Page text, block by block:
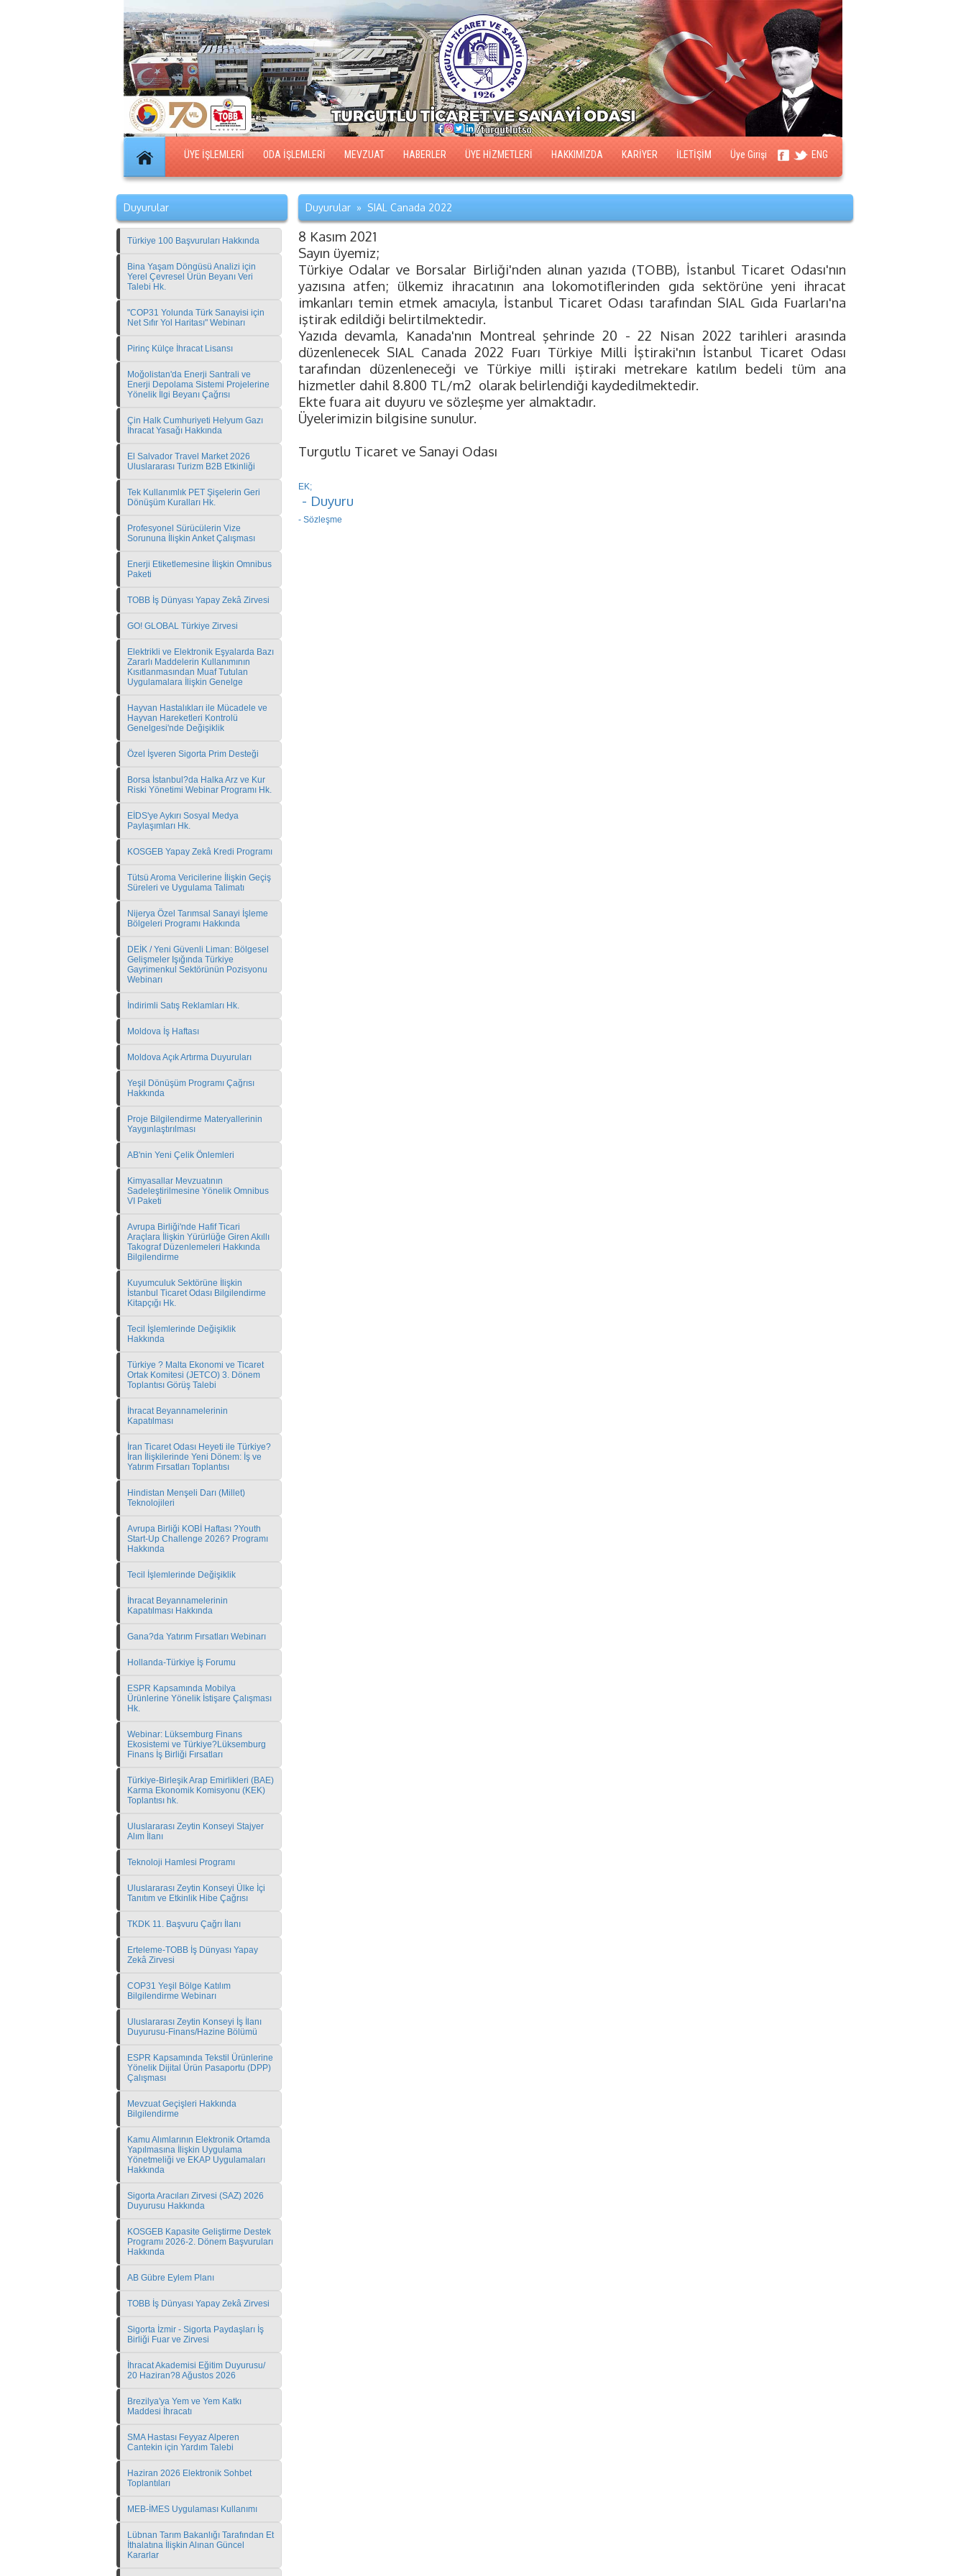
ÜYE İŞLEMLERİ ODA İŞLEMLERİ MEVZUAT HABERLER ÜYE HİZMETLERİ HAKKIMIZDA KARİYER İLETİŞİM Üye Girişi ENG
Duyurular
Türkiye 100 Başvuruları Hakkında
Bina Yaşam Döngüsü Analizi için
Yerel Çevresel Ürün Beyanı Veri
Talebi Hk.
"COP31 Yolunda Türk Sanayisi için
Net Sıfır Yol Haritası" Webinarı
Pirinç Külçe İhracat Lisansı
Moğolistan'da Enerji Santrali ve
Enerji Depolama Sistemi Projelerine
Yönelik İlgi Beyanı Çağrısı
Çin Halk Cumhuriyeti Helyum Gazı
İhracat Yasağı Hakkında
El Salvador Travel Market 2026
Uluslararası Turizm B2B Etkinliği
Tek Kullanımlık PET Şişelerin Geri
Dönüşüm Kuralları Hk.
Profesyonel Sürücülerin Vize
Sorununa İlişkin Anket Çalışması
Enerji Etiketlemesine İlişkin Omnibus
Paketi
TOBB İş Dünyası Yapay Zekâ Zirvesi
GO! GLOBAL Türkiye Zirvesi
Elektrikli ve Elektronik Eşyalarda Bazı
Zararlı Maddelerin Kullanımının
Kısıtlanmasından Muaf Tutulan
Uygulamalara İlişkin Genelge
Hayvan Hastalıkları ile Mücadele ve
Hayvan Hareketleri Kontrolü
Genelgesi'nde Değişiklik
Özel İşveren Sigorta Prim Desteği
Borsa İstanbul?da Halka Arz ve Kur
Riski Yönetimi Webinar Programı Hk.
EİDS'ye Aykırı Sosyal Medya
Paylaşımları Hk.
KOSGEB Yapay Zekâ Kredi Programı
Tütsü Aroma Vericilerine İlişkin Geçiş
Süreleri ve Uygulama Talimatı
Nijerya Özel Tarımsal Sanayi İşleme
Bölgeleri Programı Hakkında
DEİK / Yeni Güvenli Liman: Bölgesel
Gelişmeler Işığında Türkiye
Gayrimenkul Sektörünün Pozisyonu
Webinarı
İndirimli Satış Reklamları Hk.
Moldova İş Haftası
Moldova Açık Artırma Duyuruları
Yeşil Dönüşüm Programı Çağrısı
Hakkında
Proje Bilgilendirme Materyallerinin
Yaygınlaştırılması
AB'nin Yeni Çelik Önlemleri
Kimyasallar Mevzuatının
Sadeleştirilmesine Yönelik Omnibus
VI Paketi
Avrupa Birliği'nde Hafif Ticari
Araçlara İlişkin Yürürlüğe Giren Akıllı
Takograf Düzenlemeleri Hakkında
Bilgilendirme
Kuyumculuk Sektörüne İlişkin
İstanbul Ticaret Odası Bilgilendirme
Kitapçığı Hk.
Tecil İşlemlerinde Değişiklik
Hakkında
Türkiye ? Malta Ekonomi ve Ticaret
Ortak Komitesi (JETCO) 3. Dönem
Toplantısı Görüş Talebi
İhracat Beyannamelerinin
Kapatılması
İran Ticaret Odası Heyeti ile Türkiye?
İran İlişkilerinde Yeni Dönem: İş ve
Yatırım Fırsatları Toplantısı
Hindistan Menşeli Darı (Millet)
Teknolojileri
Avrupa Birliği KOBİ Haftası ?Youth
Start-Up Challenge 2026? Programı
Hakkında
Tecil İşlemlerinde Değişiklik
İhracat Beyannamelerinin
Kapatılması Hakkında
Gana?da Yatırım Fırsatları Webinarı
Hollanda-Türkiye İş Forumu
ESPR Kapsamında Mobilya
Ürünlerine Yönelik İstişare Çalışması
Hk.
Webinar: Lüksemburg Finans
Ekosistemi ve Türkiye?Lüksemburg
Finans İş Birliği Fırsatları
Türkiye-Birleşik Arap Emirlikleri (BAE)
Karma Ekonomik Komisyonu (KEK)
Toplantısı hk.
Uluslararası Zeytin Konseyi Stajyer
Alım İlanı
Teknoloji Hamlesi Programı
Uluslararası Zeytin Konseyi Ülke İçi
Tanıtım ve Etkinlik Hibe Çağrısı
TKDK 11. Başvuru Çağrı İlanı
Erteleme-TOBB İş Dünyası Yapay
Zekâ Zirvesi
COP31 Yeşil Bölge Katılım
Bilgilendirme Webinarı
Uluslararası Zeytin Konseyi İş İlanı
Duyurusu-Finans/Hazine Bölümü
ESPR Kapsamında Tekstil Ürünlerine
Yönelik Dijital Ürün Pasaportu (DPP)
Çalışması
Mevzuat Geçişleri Hakkında
Bilgilendirme
Kamu Alımlarının Elektronik Ortamda
Yapılmasına İlişkin Uygulama
Yönetmeliği ve EKAP Uygulamaları
Hakkında
Sigorta Aracıları Zirvesi (SAZ) 2026
Duyurusu Hakkında
KOSGEB Kapasite Geliştirme Destek
Programı 2026-2. Dönem Başvuruları
Hakkında
AB Gübre Eylem Planı
TOBB İş Dünyası Yapay Zekâ Zirvesi
Sigorta İzmir - Sigorta Paydaşları İş
Birliği Fuar ve Zirvesi
İhracat Akademisi Eğitim Duyurusu/
20 Haziran?8 Ağustos 2026
Brezilya'ya Yem ve Yem Katkı
Maddesi İhracatı
SMA Hastası Feyyaz Alperen
Cantekin için Yardım Talebi
Haziran 2026 Elektronik Sohbet
Toplantıları
MEB-İMES Uygulaması Kullanımı
Lübnan Tarım Bakanlığı Tarafından Et
İthalatına İlişkin Alınan Güncel
Kararlar
Duyurular » SIAL Canada 2022
8 Kasım 2021
Sayın üyemiz;
Türkiye Odalar ve Borsalar Birliği'nden alınan yazıda (TOBB), İstanbul Ticaret Odası'nın
yazısına atfen; ülkemiz ihracatının ana lokomotiflerinden gıda sektörüne yeni ihracat
imkanları temin etmek amacıyla, İstanbul Ticaret Odası tarafından SIAL Gıda Fuarları'na
iştirak edildiği belirtilmektedir.
Yazıda devamla, Kanada'nın Montreal şehrinde 20 - 22 Nisan 2022 tarihleri arasında
düzenlenecek SIAL Canada 2022 Fuarı Türkiye Milli İştiraki'nın İstanbul Ticaret Odası
tarafından düzenleneceği ve Türkiye milli iştiraki metrekare katılım bedeli tüm ana
hizmetler dahil 8.800 TL/m2 olarak belirlendiği kaydedilmektedir.
Ekte fuara ait duyuru ve sözleşme yer almaktadır.
Üyelerimizin bilgisine sunulur.
Turgutlu Ticaret ve Sanayi Odası
EK;
- Duyuru
- Sözleşme